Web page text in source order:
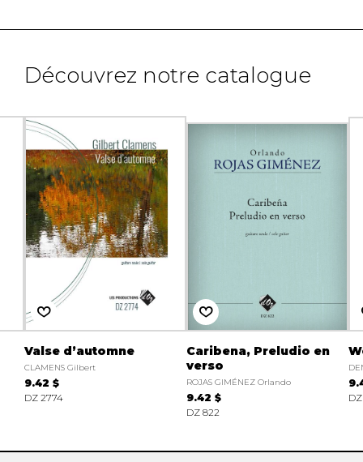
Découvrez notre catalogue
Valse d’automne
CLAMENS Gilbert
9.42 $
DZ 2774
Caribena, Preludio en
verso
ROJAS GIMÉNEZ Orlando
9.42 $
DZ 822